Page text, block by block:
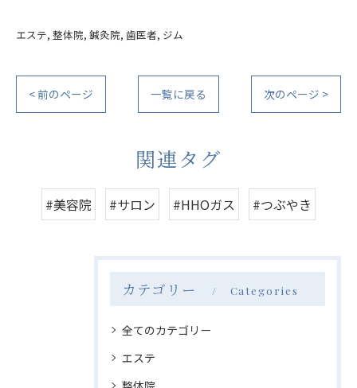
エステ 整体院 鍼灸院 歯医者 ジム
< 前のページ 一覧に戻る 次のページ >
関連タグ
#美容院 #サロン #HHOガス #つぶやき
カテゴリー Categories
全てのカテゴリー
エステ